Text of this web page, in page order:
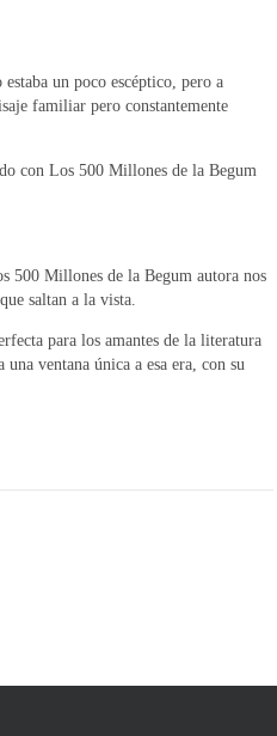
un poco escéptico, pero a
familiar pero constantemente
con Los 500 Millones de la Begum
500 Millones de la Begum autora nos
saltan a la vista.
para los amantes de la literatura
ventana única a esa era, con su